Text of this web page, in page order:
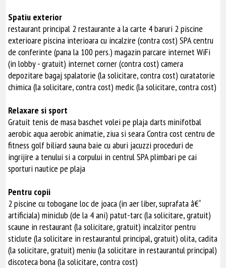
Spatiu exterior
restaurant principal 2 restaurante a la carte 4 baruri 2 piscine
exterioare piscina interioara cu incalzire (contra cost) SPA centru
de conferinte (pana la 100 pers.) magazin parcare internet WiFi
(in lobby - gratuit) internet corner (contra cost) camera
depozitare bagaj spalatorie (la solicitare, contra cost) curatatorie
chimica (la solicitare, contra cost) medic (la solicitare, contra cost)
Relaxare si sport
Gratuit tenis de masa baschet volei pe plaja darts minifotbal
aerobic aqua aerobic animatie, ziua si seara Contra cost centru de
fitness golf biliard sauna baie cu aburi jacuzzi proceduri de
ingrijire a tenului si a corpului in centrul SPA plimbari pe cai
sporturi nautice pe plaja
Pentru copii
2 piscine cu tobogane loc de joaca (in aer liber, suprafata â€“
artificiala) miniclub (de la 4 ani) patut-tarc (la solicitare, gratuit)
scaune in restaurant (la solicitare, gratuit) incalzitor pentru
sticlute (la solicitare in restaurantul principal, gratuit) olita, cadita
(la solicitare, gratuit) meniu (la solicitare in restaurantul principal)
discoteca bona (la solicitare, contra cost)